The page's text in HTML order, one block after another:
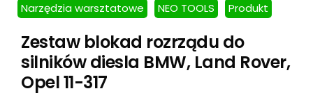
Narzędzia warsztatowe NEO TOOLS Produkt
Zestaw blokad rozrządu do
silników diesla BMW, Land Rover,
Opel 11-317